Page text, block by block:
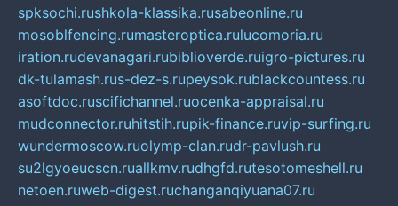
spksochi.rushkola-klassika.rusabeonline.ru
mosoblfencing.rumasteroptica.rulucomoria.ru
iration.rudevanagari.rubiblioverde.ruigro-pictures.ru
dk-tulamash.rus-dez-s.rupeysok.rublackcountess.ru
asoftdoc.ruscifichannel.ruocenka-appraisal.ru
mudconnector.ruhitstih.rupik-finance.ruvip-surfing.ru
wundermoscow.ruolymp-clan.rudr-pavlush.ru
su2lgyoeucscn.ruallkmv.rudhgfd.rutesotomeshell.ru
netoen.ruweb-digest.ruchanganqiyuana07.ru